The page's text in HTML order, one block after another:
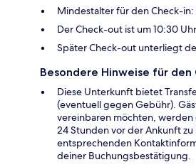
Mindestalter für den Check-in:
Der Check-out ist um 10:30 Uhr
Später Check-out unterliegt
Besondere Hinweise für den
Diese Unterkunft bietet
(eventuell gegen Gebühr).
vereinbaren möchten,
24 Stunden vor der Ankunft
entsprechenden
deiner Buchungsbestätigung.